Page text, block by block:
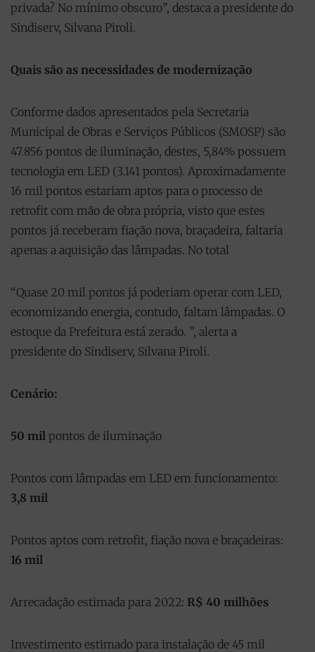
privada? No mínimo obscuro”, destaca a presidente do
Sindiserv, Silvana Piroli.
Quais são as necessidades de modernização
Conforme dados apresentados pela Secretaria
Municipal de Obras e Serviços Públicos (SMOSP) são
47.856 pontos de iluminação, destes, 5,84% possuem
tecnologia em LED (3.141 pontos). Aproximadamente
16 mil pontos estariam aptos para o processo de
retrofit com mão de obra própria, visto que estes
pontos já receberam fiação nova, braçadeira, faltaria
apenas a aquisição das lâmpadas. No total
“Quase 20 mil pontos já poderiam operar com LED,
economizando energia, contudo, faltam lâmpadas. O
estoque da Prefeitura está zerado. ”, alerta a
presidente do Sindiserv, Silvana Piroli.
Cenário:
50 mil pontos de iluminação
Pontos com lâmpadas em LED em funcionamento:
3,8 mil
Pontos aptos com retrofit, fiação nova e braçadeiras:
16 mil
Arrecadação estimada para 2022: R$ 40 milhões
Investimento estimado para instalação de 45 mil